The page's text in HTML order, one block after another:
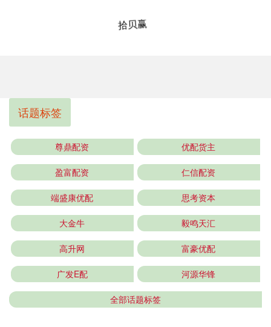
拾贝赢
话题标签
尊鼎配资 优配货主
盈富配资 仁信配资
端盛康优配 思考资本
大金牛 毅鸣天汇
高升网 富豪优配
广发E配 河源华锋
全部话题标签